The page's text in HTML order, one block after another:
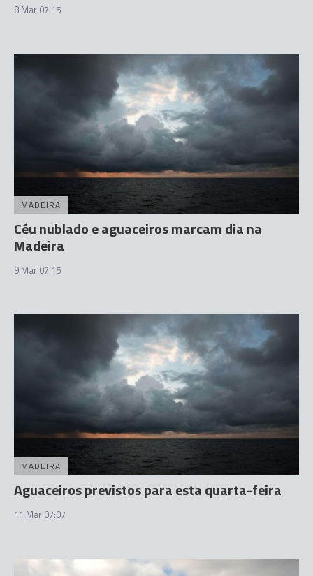
8 Mar 07:15
MADEIRA
Céu nublado e aguaceiros marcam dia na
Madeira
9 Mar 07:15
MADEIRA
Aguaceiros previstos para esta quarta-feira
11 Mar 07:07